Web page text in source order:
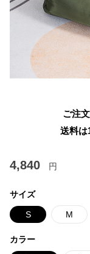
ご注
送料は
4,840 円
サイズ
S M
カラー